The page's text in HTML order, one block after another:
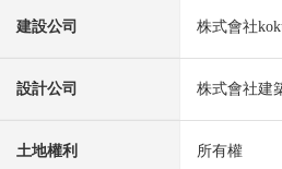
建設公司 株式會社
設計公司 株式會社建
土地權利 所有權